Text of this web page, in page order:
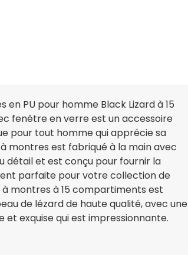
en PU pour homme Black Lizard à 15
fenêtre en verre est un accessoire
pour tout homme qui apprécie sa
montres est fabriqué à la main avec
détail et est conçu pour fournir la
parfaite pour votre collection de
montres à 15 compartiments est
de lézard de haute qualité, avec une
et exquise qui est impressionnante.